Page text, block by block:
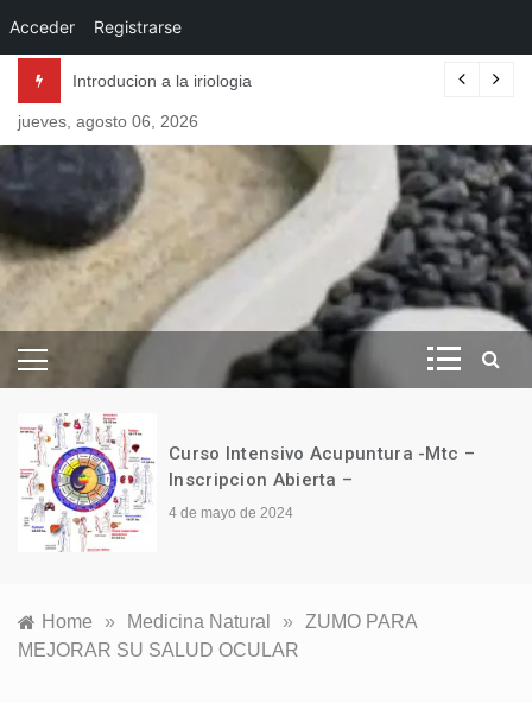
Acceder
Registrarse
content
. Reconocimiento de la Acupuntura en la Revista
Introducion a la iriologia
jueves, agosto 06, 2026
– Esencial Natura
Revista de Vida Natural
Curso Intensivo Acupuntura -Mtc –
Inscripcion Abierta –
4 de mayo de 2024
Home » Medicina Natural » ZUMO PARA
MEJORAR SU SALUD OCULAR